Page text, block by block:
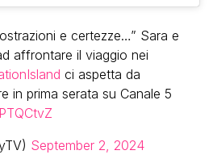
e certezze…” Sara e
affrontare il viaggio nei
ci aspetta da
in prima serata su Canale 5
September 2, 2024